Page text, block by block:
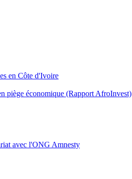
en Côte d'Ivoire
piège économique (Rapport AfroInvest)